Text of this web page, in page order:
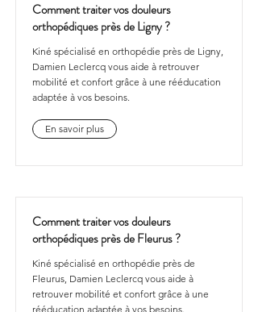
Comment traiter vos douleurs
orthopédiques près de Ligny ?
Kiné spécialisé en orthopédie près de Ligny,
Damien Leclercq vous aide à retrouver
mobilité et confort grâce à une rééducation
adaptée à vos besoins.
En savoir plus
Comment traiter vos douleurs
orthopédiques près de Fleurus ?
Kiné spécialisé en orthopédie près de
Fleurus, Damien Leclercq vous aide à
retrouver mobilité et confort grâce à une
rééducation adaptée à vos besoins.